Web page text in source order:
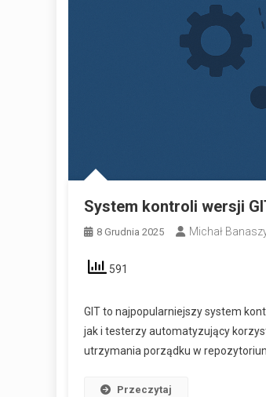
System kontroli wersji
8 Grudnia 2025 Michał
591
GIT to najpopularniejszy system
jak i testerzy automatyzujący
utrzymania porządku w
Przeczytaj